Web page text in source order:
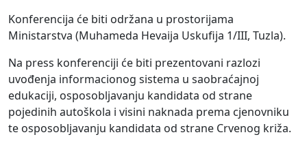
Konferencija će biti održana u prostorijama
Ministarstva (Muhameda Hevaija Uskufija 1/III, Tuzla).
Na press konferenciji će biti prezentovani razlozi
uvođenja informacionog sistema u saobraćajnoj
edukaciji, osposobljavanju kandidata od strane
pojedinih autoškola i visini naknada prema cjenovniku
te osposobljavanju kandidata od strane Crvenog križa.